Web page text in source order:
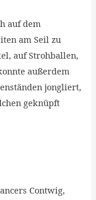
auf dem
am Seil zu
auf Strohballen,
außerdem
jongliert,
geknüpft
Contwig,